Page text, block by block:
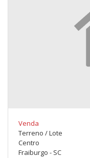
Venda
Terreno / Lote
Centro
Fraiburgo - SC